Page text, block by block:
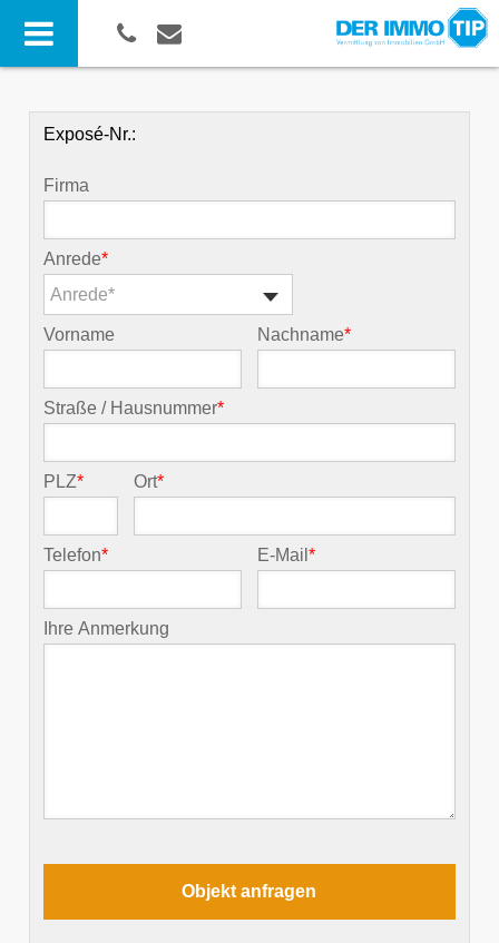
Exposé-Nr.:
Firma
Anrede*
Anrede*
Vorname Nachname*
Straße / Hausnummer*
PLZ* Ort*
Telefon* E-Mail*
Ihre Anmerkung